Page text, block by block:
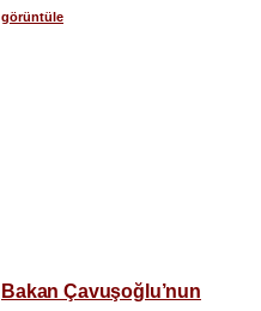
görüntüle
Bakan Çavuşoğlu’nun